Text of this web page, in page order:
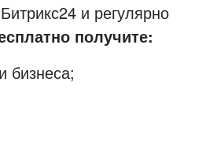
и регулярно
получите:
бизнеса;